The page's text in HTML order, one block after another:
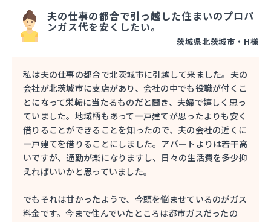
夫の仕事の都合で引っ越した住まいのプロパ
ンガス代を安くしたい。
茨城県北茨城市・H様
私は夫の仕事の都合で北茨城市に引越して来ました。夫の
会社が北茨城市に支店があり、会社の中でも役職が付くこ
とになって栄転に当たるものだと聞き、夫婦で嬉しく思っ
ていました。地域柄もあって一戸建てが思ったよりも安く
借りることができることを知ったので、夫の会社の近くに
一戸建てを借りることにしました。アパートよりは若干高
いですが、通勤が楽になりますし、日々の生活費を多少抑
えればいいかと思っていました。
でもそれは甘かったようで、今頭を悩ませているのがガス
料金です。今まで住んでいたところは都市ガスだったの